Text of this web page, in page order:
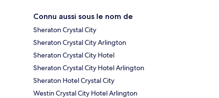
Connu aussi sous le nom de
Sheraton Crystal City
Sheraton Crystal City Arlington
Sheraton Crystal City Hotel
Sheraton Crystal City Hotel Arlington
Sheraton Hotel Crystal City
Westin Crystal City Hotel Arlington